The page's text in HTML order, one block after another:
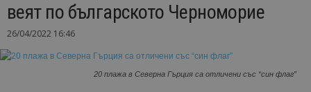
веят по българското Черноморие
26/04/2022 16:46
20 плажа в Северна Гърция са отличени със “син флаг”